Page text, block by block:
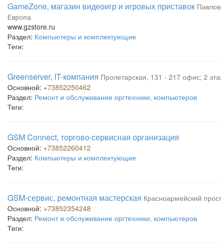
GameZone, магазин видеоигр и игровых приставок
Европа
www.gzstore.ru
Раздел: Компьютеры и комплектующие
Теги:
Greenserver, IT-компания Пролетарская, 131 - 217 офис; 2
Основной: +73852250462
Раздел: Ремонт и обслуживание оргтехники, компьютеров
Теги:
GSM Connect, торгово-сервисная организация
Основной: +73852260412
Раздел: Компьютеры и комплектующие
Теги:
GSM-сервис, ремонтная мастерская Красноармейский
Основной: +73852354248
Раздел: Ремонт и обслуживание оргтехники, компьютеров
Теги: